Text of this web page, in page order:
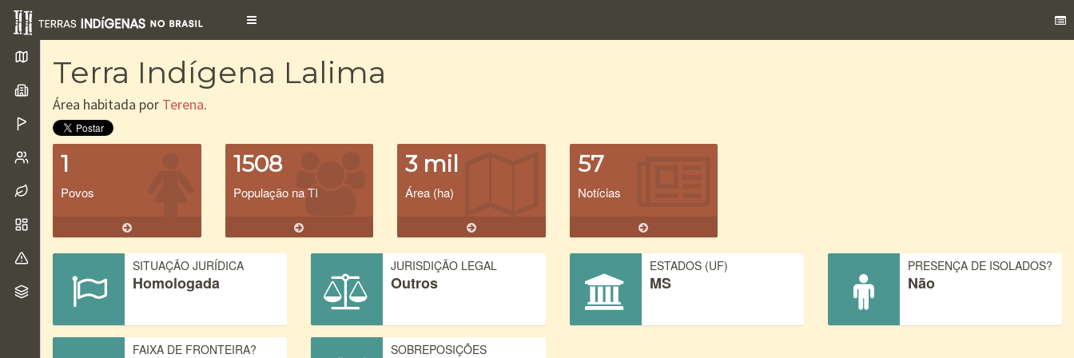
Toggle
Terra Indígena Lalima
Área habitada por Terena.
1
Povos
1508
População na TI
3 mil
Área (ha)
57
Notícias
SITUAÇÃO JURÍDICA
Homologada
JURISDIÇÃO LEGAL
Outros
ESTADOS (UF)
MS
PRESENÇA DE ISOLADOS?
Não
FAIXA DE FRONTEIRA? SOBREPOSIÇÕES